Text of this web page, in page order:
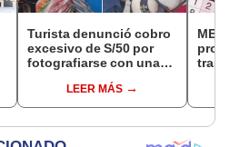
Turista denunció cobro
excesivo de S/50 por
fotografiarse con una
serenazgo recuperó el
dinero
LEER MÁS
MEF